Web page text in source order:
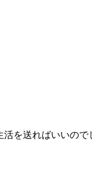
を送ればいいので